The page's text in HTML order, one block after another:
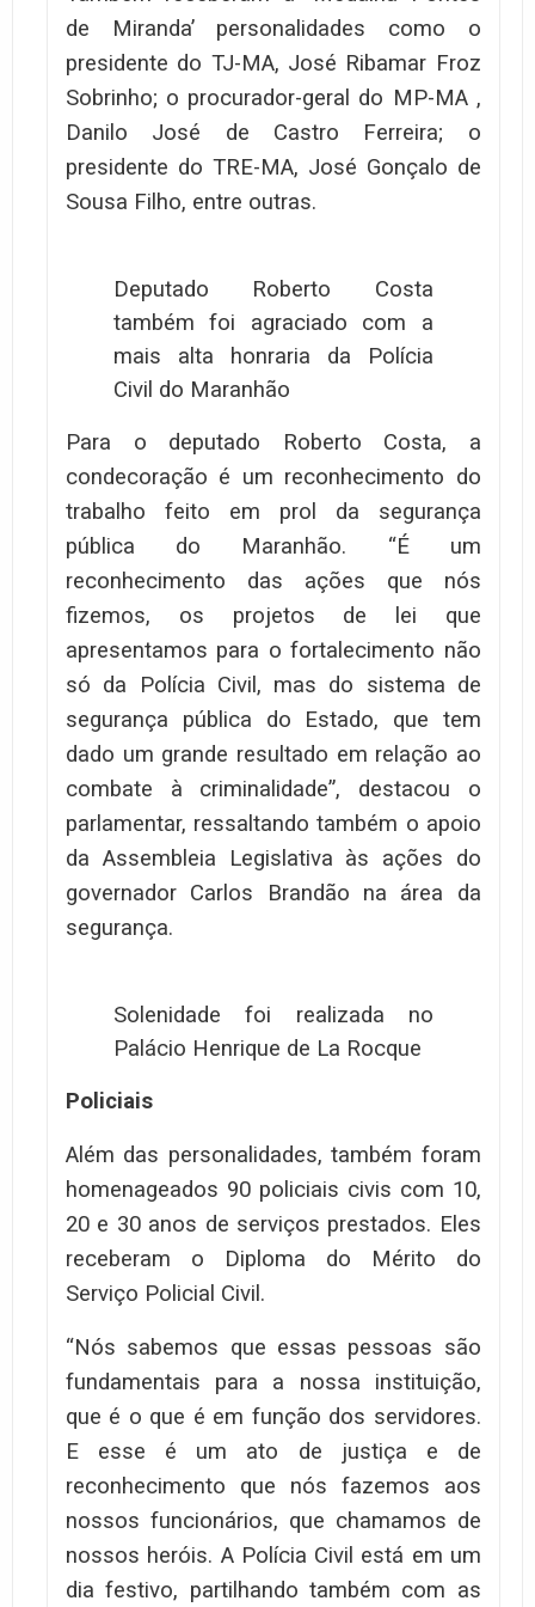
de Miranda’ personalidades como o
presidente do TJ-MA, José Ribamar Froz
Sobrinho; o procurador-geral do MP-MA ,
Danilo José de Castro Ferreira; o
presidente do TRE-MA, José Gonçalo de
Sousa Filho, entre outras.
Deputado Roberto Costa
também foi agraciado com a
mais alta honraria da Polícia
Civil do Maranhão
Para o deputado Roberto Costa, a
condecoração é um reconhecimento do
trabalho feito em prol da segurança
pública do Maranhão. “É um
reconhecimento das ações que nós
fizemos, os projetos de lei que
apresentamos para o fortalecimento não
só da Polícia Civil, mas do sistema de
segurança pública do Estado, que tem
dado um grande resultado em relação ao
combate à criminalidade”, destacou o
parlamentar, ressaltando também o apoio
da Assembleia Legislativa às ações do
governador Carlos Brandão na área da
segurança.
Solenidade foi realizada no
Palácio Henrique de La Rocque
Policiais
Além das personalidades, também foram
homenageados 90 policiais civis com 10,
20 e 30 anos de serviços prestados. Eles
receberam o Diploma do Mérito do
Serviço Policial Civil.
“Nós sabemos que essas pessoas são
fundamentais para a nossa instituição,
que é o que é em função dos servidores.
E esse é um ato de justiça e de
reconhecimento que nós fazemos aos
nossos funcionários, que chamamos de
nossos heróis. A Polícia Civil está em um
dia festivo, partilhando também com as